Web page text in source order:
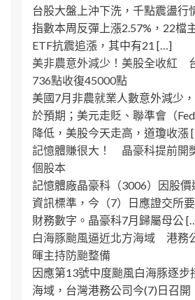
台股大盤上沖下洗，千點震盪行
指數本周反彈上漲2.57%，22檔
ETF抗震追漲，其中有21 […]
美非農意外減少！美股全收紅
736點收復45000點
美國7月非農就業人數意外減少
於預期；美元走貶、聯準會（
降低，美股今天走高，道瓊收漲
記憶體賺很大！ 晶豪科提前開
個股本
記憶體廠晶豪科（3006）因股價
資訊標準，今（7）日應證交所
財務數字。晶豪科7月歸屬母公
白海豚颱風逼近北方海域 港務
暉主持防颱整備
因應第13號中度颱風白海豚逐步
海域，台灣港務公司今(7)日召開